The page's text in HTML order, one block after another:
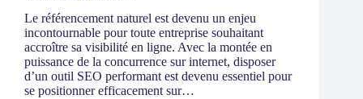
Le référencement naturel est devenu un enjeu
incontournable pour toute entreprise souhaitant
accroître sa visibilité en ligne. Avec la montée en
puissance de la concurrence sur internet, disposer
d’un outil SEO performant est devenu essentiel pour
se positionner efficacement sur…